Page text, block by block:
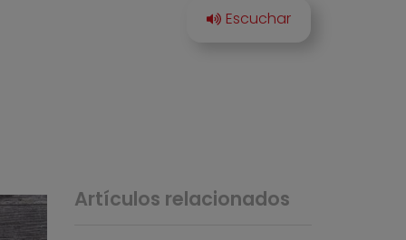
Artículos relacionados